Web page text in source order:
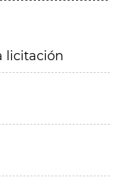
licitación